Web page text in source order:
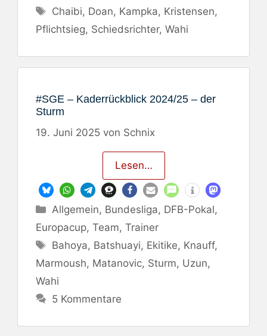
Schlagwörter
Chaibi, Doan, Kampka, Kristensen,
Pflichtsieg, Schiedsrichter, Wahi
#SGE – Kaderrückblick 2024/25 – der
Sturm
19. Juni 2025 von Schnix
Lesen…
Kategorien
Allgemein, Bundesliga, DFB-Pokal,
Europacup, Team, Trainer
Schlagwörter
Bahoya, Batshuayi, Ekitike, Knauff,
Marmoush, Matanovic, Sturm, Uzun,
Wahi
5 Kommentare